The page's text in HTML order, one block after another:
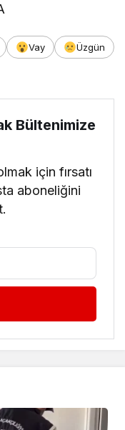
Vay
Üzgün
Bültenimize
için fırsatı
aboneliğini